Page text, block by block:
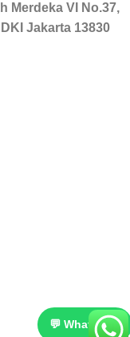
💬 WhatsApp
Merdeka VI No.37,
Jakarta 13830